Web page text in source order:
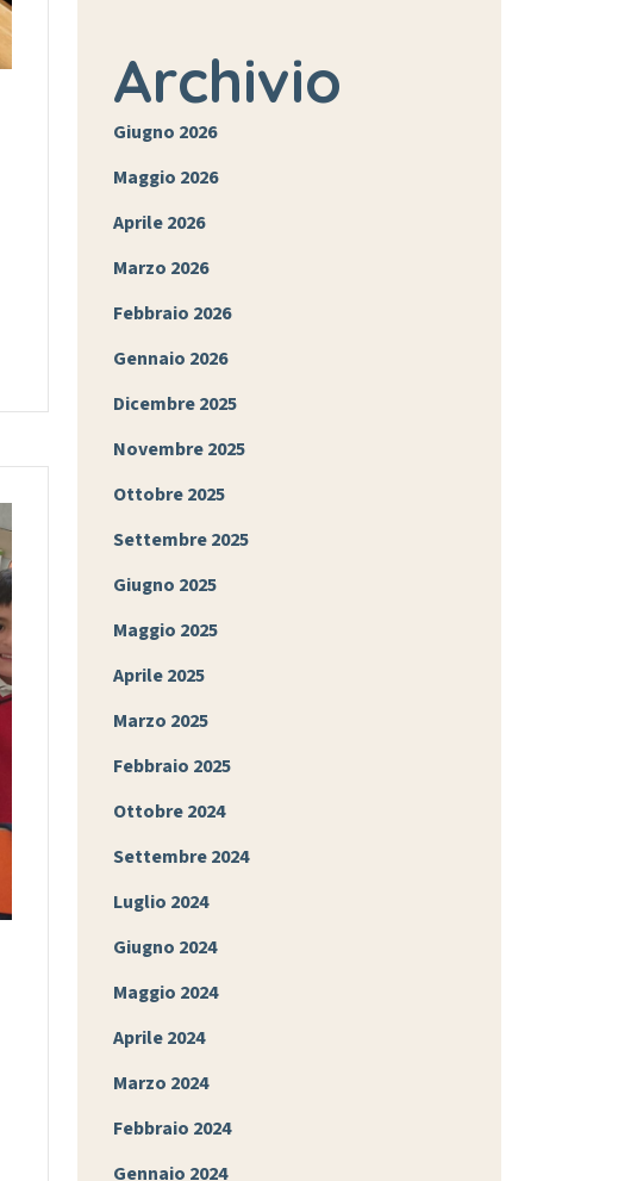
Archivio
Giugno 2026
Maggio 2026
Aprile 2026
Marzo 2026
Febbraio 2026
Gennaio 2026
Dicembre 2025
Novembre 2025
Ottobre 2025
Settembre 2025
Giugno 2025
Maggio 2025
Aprile 2025
Marzo 2025
Febbraio 2025
Ottobre 2024
Settembre 2024
Luglio 2024
Giugno 2024
Maggio 2024
Aprile 2024
Marzo 2024
Febbraio 2024
Gennaio 2024